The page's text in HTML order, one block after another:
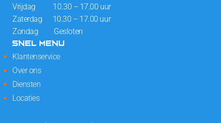
Vrijdag 10.30 – 17.00 uur
Zaterdag 10.30 – 17.00 uur
Zondag Gesloten
SNEL MENU
Klantenservice
Over ons
Diensten
Locaties